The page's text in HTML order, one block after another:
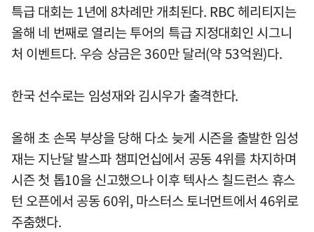
특급 대회는 1년에 8차례만 개최된다. RBC 헤리티지는
올해 네 번째로 열리는 투어의 특급 지정대회인 시그니
처 이벤트다. 우승 상금은 360만 달러(약 53억원)다.
한국 선수로는 임성재와 김시우가 출격한다.
올해 초 손목 부상을 당해 다소 늦게 시즌을 출발한 임성
재는 지난달 발스파 챔피언십에서 공동 4위를 차지하며
시즌 첫 톱10을 신고했으나 이후 텍사스 칠드런스 휴스
턴 오픈에서 공동 60위, 마스터스 토너먼트에서 46위로
주춤했다.